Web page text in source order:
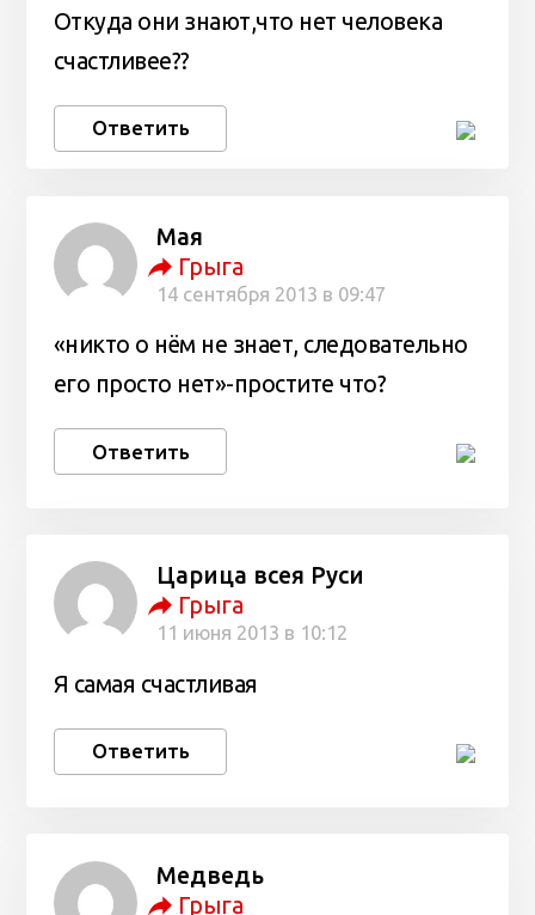
Откуда они знают,что нет человека
счастливее??
Ответить
Мая
Грыга
14 сентября 2013 в 09:47
«никто о нём не знает, следовательно
его просто нет»-простите что?
Ответить
Царица всея Руси
Грыга
11 июня 2013 в 10:12
Я самая счастливая
Ответить
Медведь
Грыга